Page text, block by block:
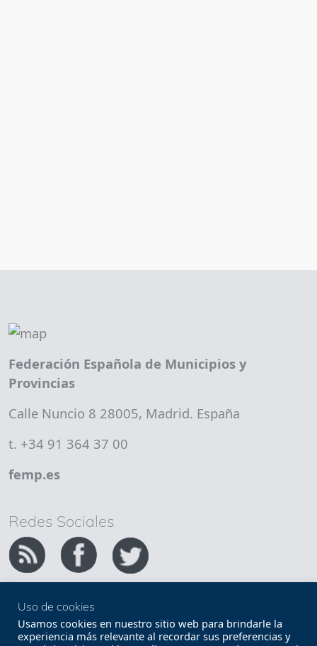
Federación Española de Municipios y
Provincias
Calle Nuncio 8 28005, Madrid. España
t. +34 91 364 37 00
femp.es
Redes Sociales
Copyright FEMP
Accesibilidad
Uso de cookies
Usamos cookies en nuestro sitio web para brindarle la
experiencia más relevante al recordar sus preferencias y